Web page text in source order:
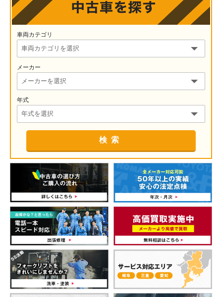
車両カテゴリ
メーカー
年式
検索